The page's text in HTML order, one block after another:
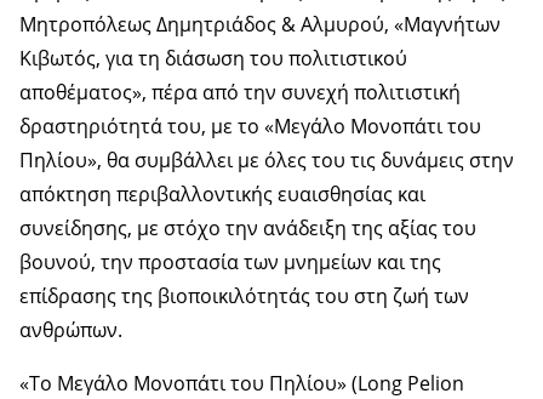
Μητροπόλεως Δημητριάδος & Αλμυρού, «Μαγνήτων
Κιβωτός, για τη διάσωση του πολιτιστικού
αποθέματος», πέρα από την συνεχή πολιτιστική
δραστηριότητά του, με το «Μεγάλο Μονοπάτι του
Πηλίου», θα συμβάλλει με όλες του τις δυνάμεις στην
απόκτηση περιβαλλοντικής ευαισθησίας και
συνείδησης, με στόχο την ανάδειξη της αξίας του
βουνού, την προστασία των μνημείων και της
επίδρασης της βιοποικιλότητάς του στη ζωή των
ανθρώπων.
«Το Μεγάλο Μονοπάτι του Πηλίου» (Long Pelion